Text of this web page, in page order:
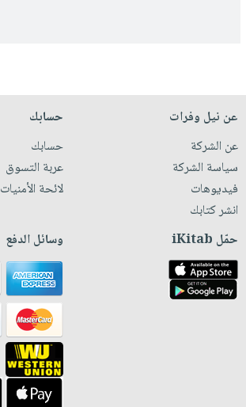
عن نيل وفرات
عن الشركة
سياسة الشركة
فيديوهات
انشر كتابك
حسابك
حسابك
عربة التسوق
لائحة الأمنيات
حمّل iKitab وسائل الدفع